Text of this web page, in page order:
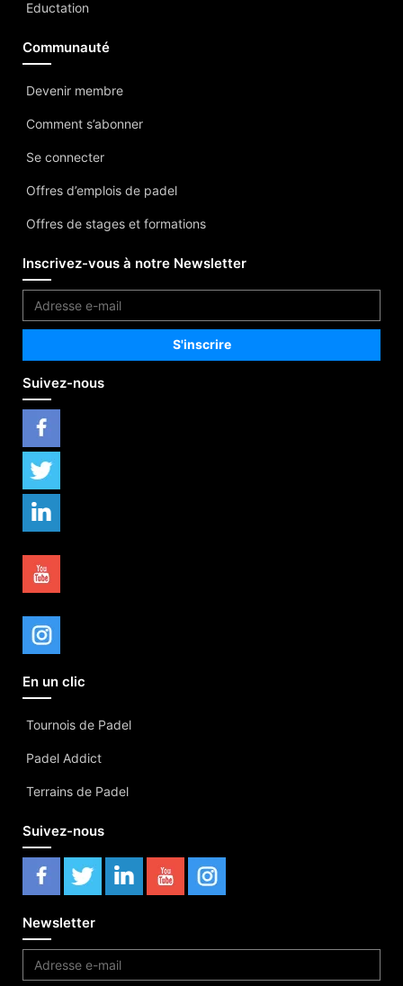
Eductation
Communauté
Devenir membre
Comment s’abonner
Se connecter
Offres d’emplois de padel
Offres de stages et formations
Inscrivez-vous à notre Newsletter
Suivez-nous
En un clic
Tournois de Padel
Padel Addict
Terrains de Padel
Suivez-nous
Newsletter